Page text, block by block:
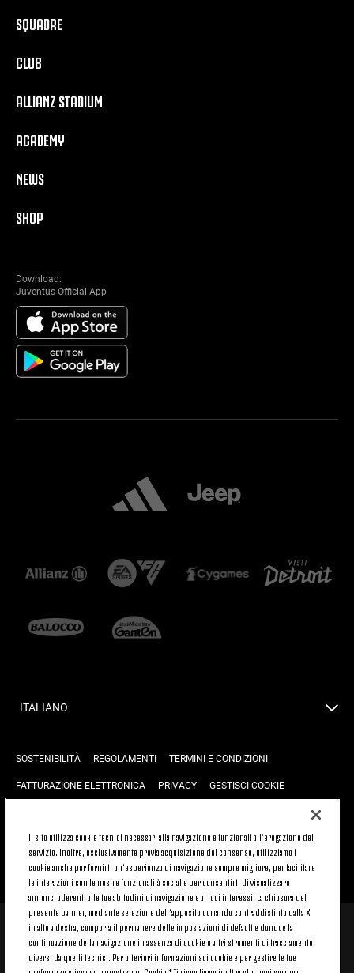
SQUADRE
CLUB
ALLIANZ STADIUM
ACADEMY
NEWS
SHOP
Download:
Juventus Official App
ITALIANO
SOSTENIBILITÀ REGOLAMENTI TERMINI E CONDIZIONI
FATTURAZIONE ELETTRONICA PRIVACY GESTISCI COOKIE
TORNA SU
© 2026 Juventus Football Club S.p.A.
Juventus Football Club S.p.A. Via Druento, 175 10151 Torino - Italia;
CONTACT CENTER (+39) 011.45.30.486. Il servizio è attivo dal lunedì al
Il sito utilizza cookie tecnici necessari alla navigazione e funzionali all’erogazione del
servizio. Inoltre, esclusivamente previa acquisizione del consenso, utilizziamo i
cookie anche per fornirti un’esperienza di navigazione sempre migliore, per facilitare
le interazioni con le nostre funzionalità social e per consentirti di visualizzare
annunci aderenti alle tue abitudini di navigazione e ai tuoi interessi. La chiusura del
presente banner, mediante selezione dell’apposito comando contraddistinto dalla X
in alto a destra, comporta il permanere delle impostazioni di default e dunque la
continuazione della navigazione in assenza di cookie o altri strumenti di tracciamento
diversi da quelli tecnici. Per ulteriori informazioni sui cookie e per gestire le tue